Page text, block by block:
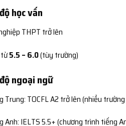
học vấn
THPT trở lên
từ5.5 – 6.0(tùy trường)
ngoại ngữ
Trung: TOCFL A2 trở lên (nhiều
Anh: IELTS 5.5+ (chương trình tiếng